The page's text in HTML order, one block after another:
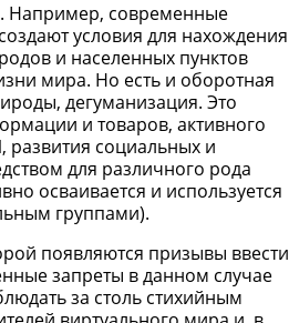
Например, современные
условия для нахождения
и населенных пунктов
мира. Но есть и оборотная
дегуманизация. Это
и товаров, активного
развития социальных и
для различного рода
осваивается и используется
группами).
появляются призывы ввести
запреты в данном случае
за столь стихийным